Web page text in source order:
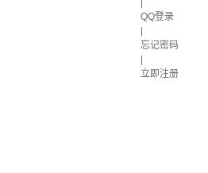
QQ登录
忘记密码
立即注册